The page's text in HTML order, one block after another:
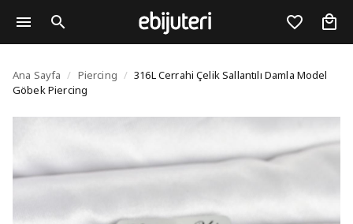
316L Cerrahi Çelik
Ana Sayfa / Piercing / 316L Cerrahi Çelik Sallantılı Damla Model
Göbek Piercing